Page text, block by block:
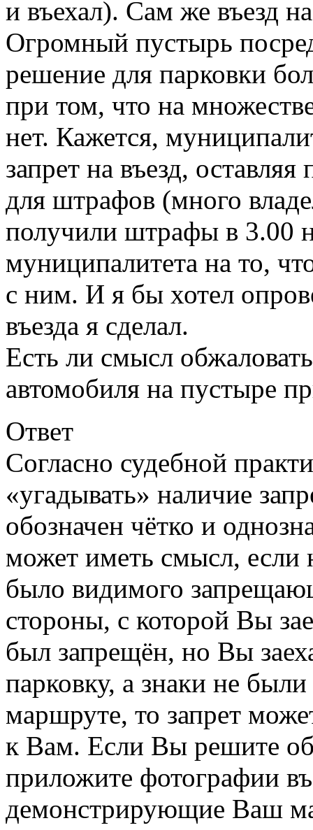
и въехал). Сам же въезд
Огромный пустырь
решение для парковки
при том, что на
нет. Кажется,
запрет на въезд,
для штрафов (много
получили штрафы в 3.00
муниципалитета на то,
с ним. И я бы хотел
въезда я сделал.
Есть ли смысл
автомобиля на пустыре
Ответ
Согласно судебной
«угадывать» наличие
обозначен чётко и
может иметь смысл, если
было видимого
стороны, с которой Вы
был запрещён, но Вы
парковку, а знаки не
маршруте, то запрет
к Вам. Если Вы решите
приложите фотографии
демонстрирующие Ваш